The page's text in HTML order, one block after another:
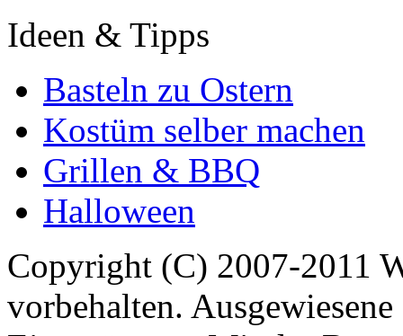
Ideen & Tipps
Basteln zu Ostern
Kostüm selber machen
Grillen & BBQ
Halloween
Copyright (C) 2007-2011
vorbehalten.